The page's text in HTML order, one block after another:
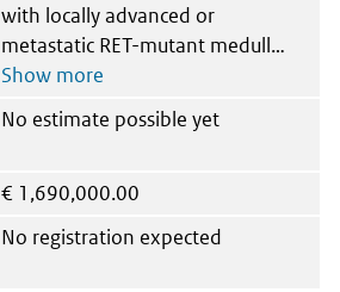
with locally advanced or
metastatic RET-mutant medull
No estimate possible yet
€ 1,690,000.00
No registration expected